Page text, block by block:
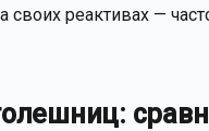
реактивах —